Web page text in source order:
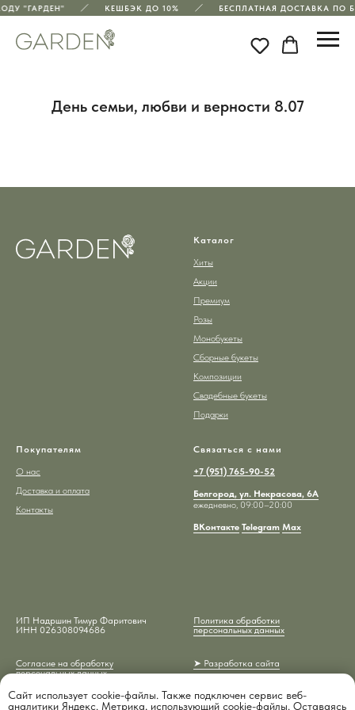
"ГАРДЕН" КЕШБЭК ДО 10% БЕСПЛАТНАЯ ДОСТАВКА ПО
День семьи, любви и верности 8.07
Сайт использует cookie-файлы. Также подключен сервис веб-
аналитики Яндекс. Метрика, использующий cookie-файлы. Оставаясь
Каталог
Хиты
Акции
Премиум
Розы
Монобукеты
Сборные букеты
Композиции
Свадебные букеты
Подарки
Покупателям
О нас
Доставка и оплата
Контакты
Связаться с нами
+7 (951) 765-90-52
Белгород, ул. Некрасова, 6А
ежедневно, 09:00–20:00
ВКонтакте Telegram Max
ИП Надршин Тимур Фаритович
ИНН 026308094686
Политика обработки
персональных данных
Согласие на обработку
персональных данных
➤ Разработка сайта